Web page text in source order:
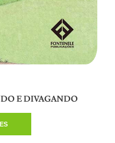
E DIVAGANDO